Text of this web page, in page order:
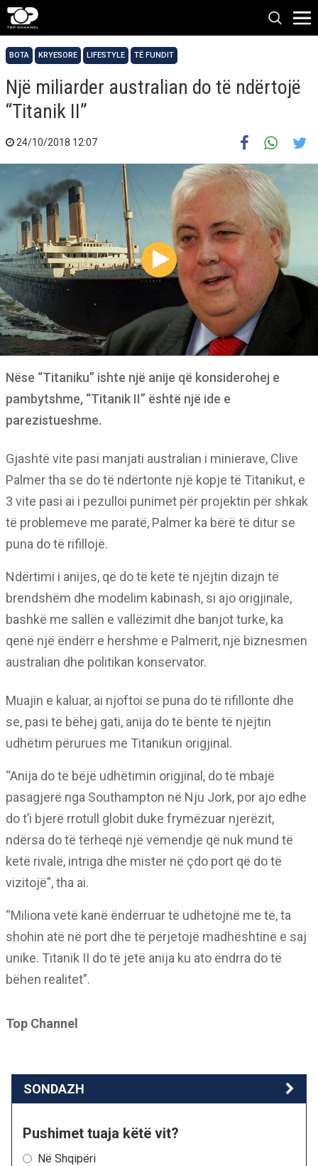
BOTA KRYESORE LIFESTYLE TË FUNDIT
Një miliarder australian do të ndërtojë
“Titanik II”
24/10/2018 12:07
Nëse “Titaniku” ishte një anije që konsiderohej e
pambytshme, “Titanik II” është një ide e
parezistueshme.
Gjashtë vite pasi manjati australian i minierave, Clive
Palmer tha se do të ndërtonte një kopje të Titanikut, e
3 vite pasi ai i pezulloi punimet për projektin për shkak
të problemeve me paratë, Palmer ka bërë të ditur se
puna do të rifillojë.
Ndërtimi i anijes, që do të ketë të njëjtin dizajn të
brendshëm dhe modelim kabinash, si ajo origjinale,
bashkë me sallën e vallëzimit dhe banjot turke, ka
qenë një ëndërr e hershme e Palmerit, një biznesmen
australian dhe politikan konservator.
Muajin e kaluar, ai njoftoi se puna do të rifillonte dhe
se, pasi të bëhej gati, anija do të bënte të njëjtin
udhëtim përurues me Titanikun origjinal.
“Anija do të bëjë udhëtimin origjinal, do të mbajë
pasagjerë nga Southampton në Nju Jork, por ajo edhe
do t’i bjerë rrotull globit duke frymëzuar njerëzit,
ndërsa do të tërheqë një vëmendje që nuk mund të
ketë rivalë, intriga dhe mister në çdo port që do të
vizitojë”, tha ai.
“Miliona vetë kanë ëndërruar të udhëtojnë me të, ta
shohin atë në port dhe të përjetojë madhështinë e saj
unike. Titanik II do të jetë anija ku ato ëndrra do të
bëhen realitet”.
Top Channel
SONDAZH
Pushimet tuaja këtë vit?
Në Shqipëri